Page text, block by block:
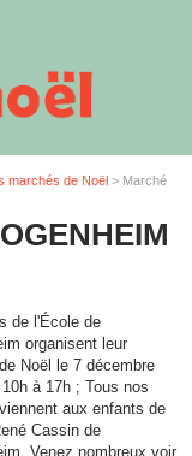
marchés de Noël> Marché
de l'École de
organisent leur
Noël le 7 décembre
à 17h ; Tous nos
aux enfants de
Cassin de
Venez nombreux voir